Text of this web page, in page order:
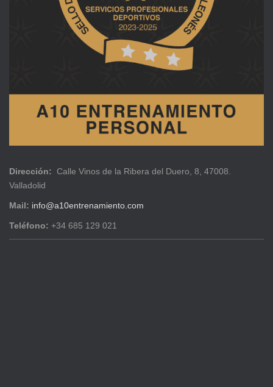
Dirección: Calle Vinos de la Ribera del Duero, 8, 47008.
Valladolid
Mail: info@a10entrenamiento.com
Teléfono: +34 685 129 021